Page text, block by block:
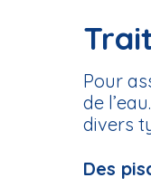
Pour
de
divers
Des